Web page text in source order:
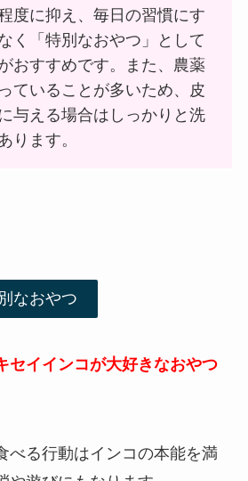
度に抑え、毎日の習慣にす
く「特別なおやつ」として
おすすめです。また、農薬
ていることが多いため、皮
与える場合はしっかりと洗
ります。
なおやつ
セイインコが大好きなおやつ
べる行動はインコの本能を満